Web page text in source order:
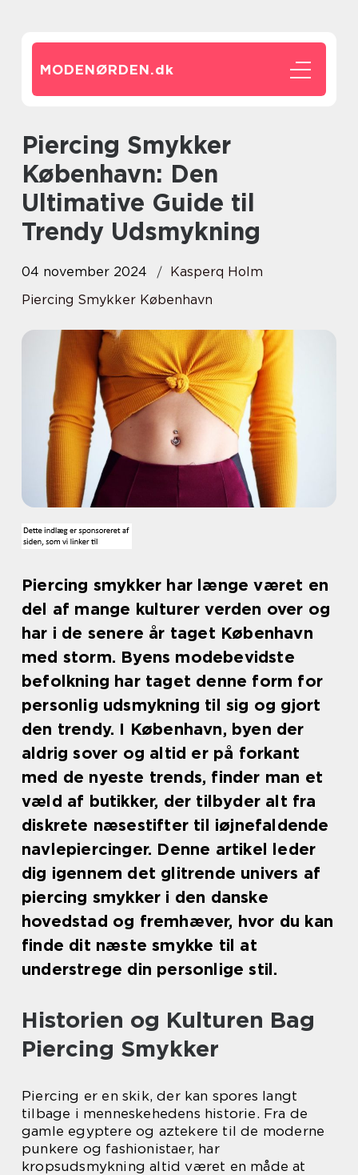
MODENØRDEN.dk
Piercing Smykker
København: Den
Ultimative Guide til
Trendy Udsmykning
04 november 2024
Kasperq Holm
Piercing Smykker København
Piercing smykker har længe været en
del af mange kulturer verden over og
har i de senere år taget København
med storm. Byens modebevidste
befolkning har taget denne form for
personlig udsmykning til sig og gjort
den trendy. I København, byen der
aldrig sover og altid er på forkant
med de nyeste trends, finder man et
væld af butikker, der tilbyder alt fra
diskrete næsestifter til iøjnefaldende
navlepiercinger. Denne artikel leder
dig igennem det glitrende univers af
piercing smykker i den danske
hovedstad og fremhæver, hvor du kan
finde dit næste smykke til at
understrege din personlige stil.
Historien og Kulturen Bag
Piercing Smykker
Piercing er en skik, der kan spores langt
tilbage i menneskehedens historie. Fra de
gamle egyptere og aztekere til de moderne
punkere og fashionistaer, har
kropsudsmykning altid været en måde at